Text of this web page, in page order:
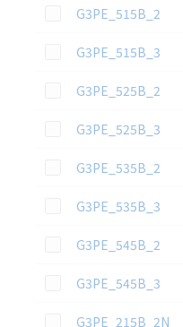
この資料を選択
G3PE_515B_2
この資料を選択
G3PE_515B_3
この資料を選択
G3PE_525B_2
この資料を選択
G3PE_525B_3
この資料を選択
G3PE_535B_2
この資料を選択
G3PE_535B_3
この資料を選択
G3PE_545B_2
この資料を選択
G3PE_545B_3
この資料を選択
G3PE_215B_2N